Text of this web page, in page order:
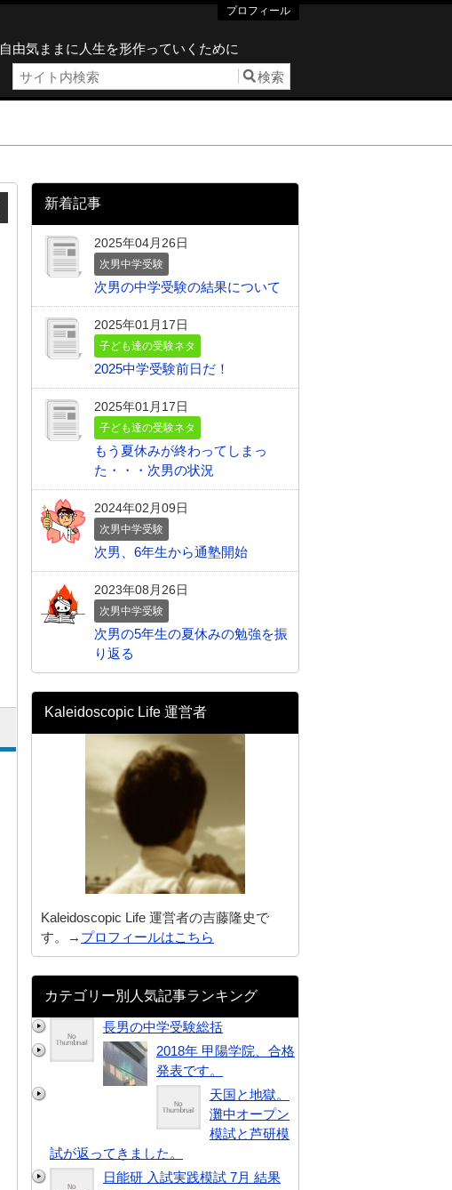
プロフィール
自由気ままに人生を形作っていくために
新着記事
2025年04月26日
次男中学受験
次男の中学受験の結果について
2025年01月17日
子ども達の受験ネタ
2025中学受験前日だ！
2025年01月17日
子ども達の受験ネタ
もう夏休みが終わってしまっ
た・・・次男の状況
2024年02月09日
次男中学受験
次男、6年生から通塾開始
2023年08月26日
次男中学受験
次男の5年生の夏休みの勉強を振
り返る
Kaleidoscopic Life 運営者
Kaleidoscopic Life 運営者の吉藤隆史で
す。→ プロフィールはこちら
カテゴリー別人気記事ランキング
長男の中学受験総括
2018年 甲陽学院、合格
発表です。
天国と地獄。
灘中オープン
模試と芦研模
試が返ってきました。
日能研 入試実践模試 7月 結果